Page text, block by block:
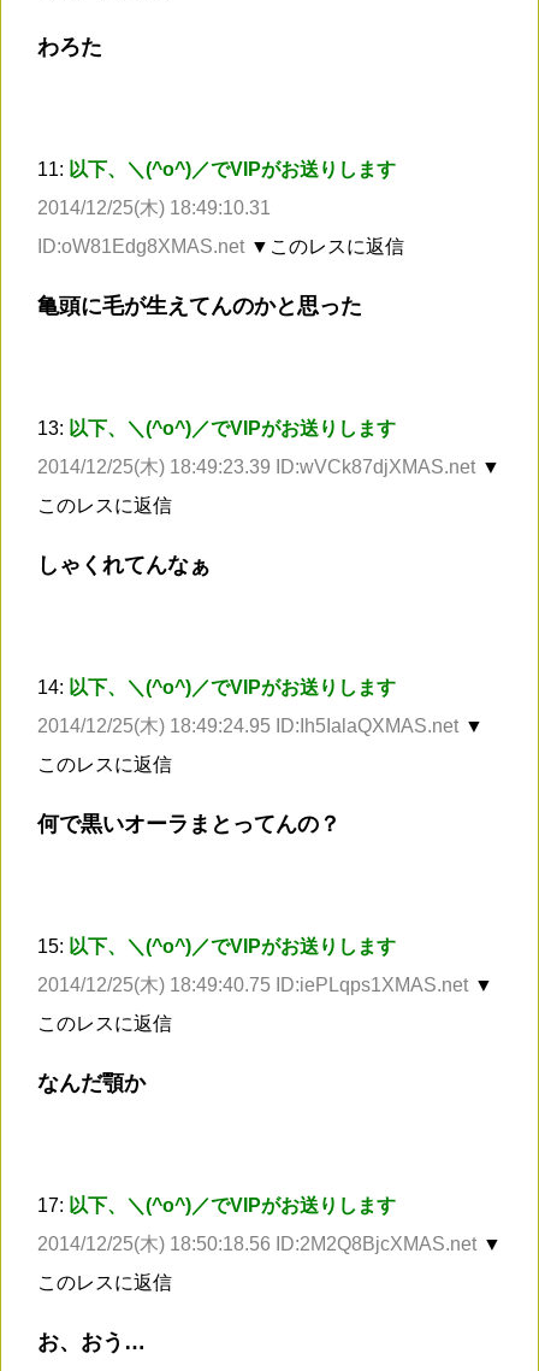
わろた
11: 以下、＼(^o^)／でVIPがお送りします
2014/12/25(木) 18:49:10.31
ID:oW81Edg8XMAS.net ▼このレスに返信
亀頭に毛が生えてんのかと思った
13: 以下、＼(^o^)／でVIPがお送りします
2014/12/25(木) 18:49:23.39 ID:wVCk87djXMAS.net ▼
このレスに返信
しゃくれてんなぁ
14: 以下、＼(^o^)／でVIPがお送りします
2014/12/25(木) 18:49:24.95 ID:Ih5IalaQXMAS.net ▼
このレスに返信
何で黒いオーラまとってんの？
15: 以下、＼(^o^)／でVIPがお送りします
2014/12/25(木) 18:49:40.75 ID:iePLqps1XMAS.net ▼
このレスに返信
なんだ顎か
17: 以下、＼(^o^)／でVIPがお送りします
2014/12/25(木) 18:50:18.56 ID:2M2Q8BjcXMAS.net ▼
このレスに返信
お、おう…